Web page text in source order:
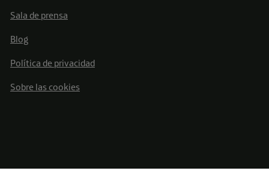
Sala de prensa
Blog
Política de privacidad
Sobre las cookies